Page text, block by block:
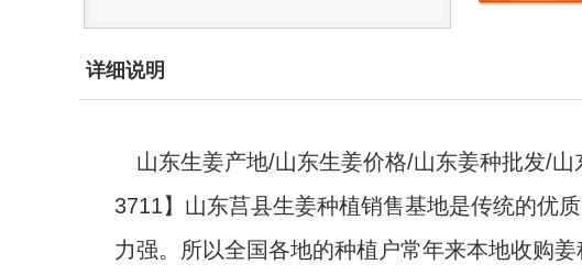
详细说明
山东生姜产地/山东生姜价格/山东姜种批发/山
3711】山东莒县生姜种植销售基地是传统的优
力强。所以全国各地的种植户常年来本地收购